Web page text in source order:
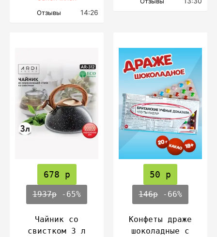
Отзывы 14:26
678 р
1937р -65%
Чайник со
свистком 3 л
50 р
146р -66%
Конфеты драже
шоколадные с